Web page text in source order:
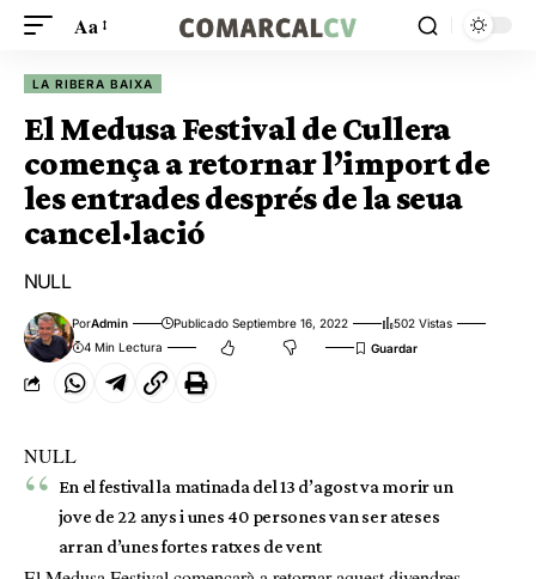
Aa
LA RIBERA BAIXA
El Medusa Festival de Cullera
comença a retornar l’import de
les entrades després de la seua
cancel·lació
NULL
PorAdmin Publicado Septiembre 16, 2022
502 Vistas
4 Min Lectura
NULL
En el festival la matinada del 13 d’agost va morir un
jove de 22 anys i unes 40 persones van ser ateses
arran d’unes fortes ratxes de vent